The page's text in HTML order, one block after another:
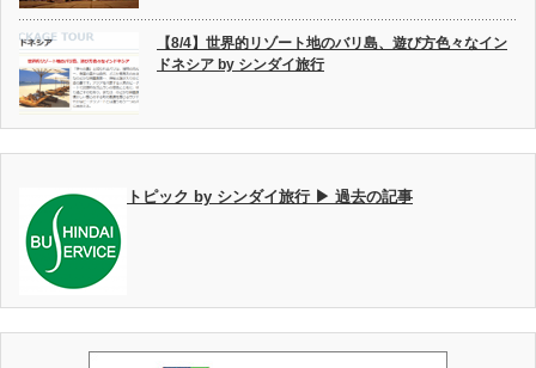
【8/4】世界的リゾート地のバリ島、遊び方色々なイン
ドネシア by シンダイ旅行
トピック by シンダイ旅行 ▶ 過去の記事